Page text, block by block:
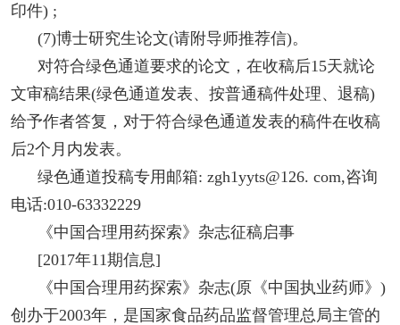
印件) ;
(7)博士研究生论文(请附导师推荐信)。
对符合绿色通道要求的论文，在收稿后15天就论
文审稿结果(绿色通道发表、按普通稿件处理、退稿)
给予作者答复，对于符合绿色通道发表的稿件在收稿
后2个月内发表。
绿色通道投稿专用邮箱: zgh1yyts@126. com,咨询
电话:010-63332229
《中国合理用药探索》杂志征稿启事
[2017年11期信息]
《中国合理用药探索》杂志(原《中国执业药师》)
创办于2003年，是国家食品药品监督管理总局主管的